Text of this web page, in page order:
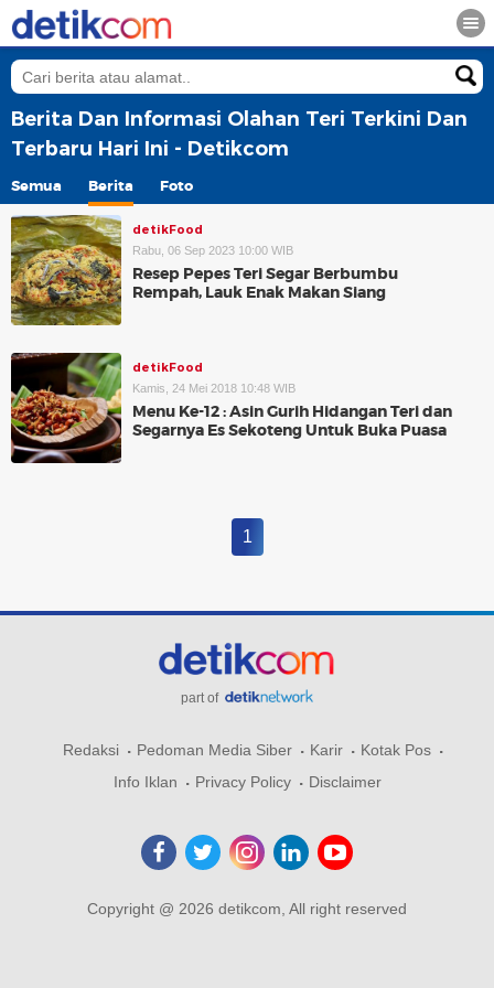
Berita Dan Informasi Olahan Teri Terkini Dan
Terbaru Hari Ini - Detikcom
Semua Berita Foto
detikFood
Rabu, 06 Sep 2023 10:00 WIB
Resep Pepes Teri Segar Berbumbu
Rempah, Lauk Enak Makan Siang
detikFood
Kamis, 24 Mei 2018 10:48 WIB
Menu Ke-12 : Asin Gurih Hidangan Teri dan
Segarnya Es Sekoteng Untuk Buka Puasa
1
part of
Redaksi Pedoman Media Siber Karir
Kotak Pos
Info Iklan
Privacy Policy Disclaimer
Copyright @ 2026 detikcom, All right reserved